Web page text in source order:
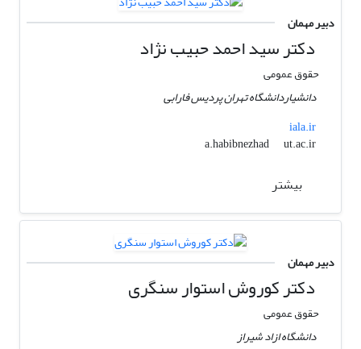
دبیر مهمان
دکتر سید احمد حبیب نژاد
حقوق عمومی
دانشیاردانشگاه تهران پردیس فارابی
iala.ir
a.habibnezhad
ut.ac.ir
بیشتر
دبیر مهمان
دکتر کوروش استوار سنگری
حقوق عمومی
دانشگاه ازاد شیراز